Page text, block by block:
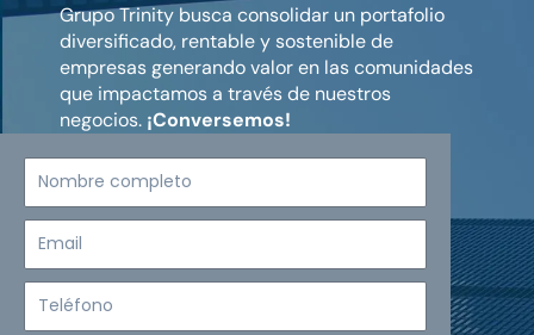
Grupo Trinity busca consolidar un portafolio
diversificado, rentable y sostenible de
empresas generando valor en las comunidades
que impactamos a través de nuestros
negocios. ¡Conversemos!